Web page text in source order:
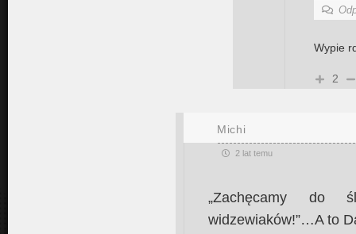
Wypie
2
Michi
2 lat temu
„Zachęcamy do
widzewiaków!”…A to